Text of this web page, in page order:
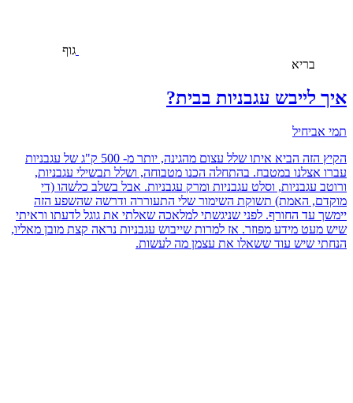
גוף
בריא
איך לייבש עגבניות בבית?
תמי אביחיל
הקיץ הזה הביא איתו שלל עצום מהגינה, יותר מ- 500 ק"ג של עגבניות
עברו אצלנו במטבח. בהתחלה הכנו מטבוחה, ושלל תבשילי עגבניות,
ורוטב עגבניות, וסלט עגבניות ומרק עגבניות. אבל בשלב כלשהו (די
מוקדם, האמת) תשוקת השימור שלי התעוררה ודרשה שהשפע הזה
יימשך עד החורף. לפני שניגשתי למלאכה שאלתי את גוגל לדעתו וראיתי
שיש מעט מידע מפוזר. אז למרות שייבוש עגבניות נראה קצת מובן מאליו,
הנחתי שיש עוד ששאלו את עצמן מה לעשות.